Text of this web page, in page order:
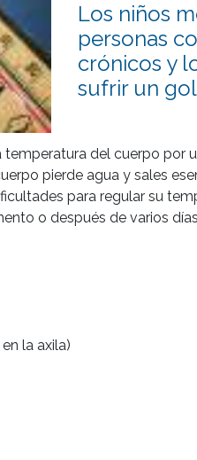
Los niños
personas
crónicos y
sufrir un
temperatura del cuerpo
pierde agua y sales
para regular su
o después de varios
la axila)